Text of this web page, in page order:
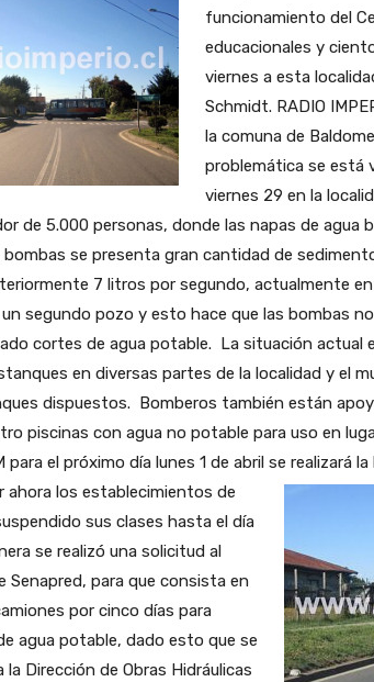
funcionamiento del
educacionales y
viernes a esta
Schmidt. RADIO
la comuna de
problemática se está
viernes 29 en la
de 5.000 personas, donde las napas de agua
bombas se presenta gran cantidad de
7 litros por segundo, actualmente
segundo pozo y esto hace que las bombas
cortes de agua potable. La situación actual
en diversas partes de la localidad y el
dispuestos. Bomberos también están
piscinas con agua no potable para uso en
para el próximo día lunes 1 de abril se realizará
ahora los establecimientos de
sus clases hasta el día
se realizó una solicitud al
Senapred, para que consista en
por cinco días para
agua potable, dado esto que se
Dirección de Obras Hidráulicas